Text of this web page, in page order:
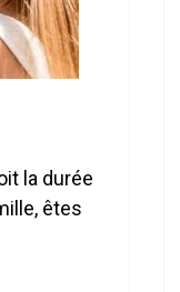
la durée
êtes